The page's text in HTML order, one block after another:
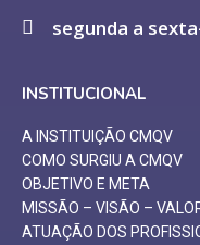
segunda a
INSTITUCIONAL
A INSTITUIÇÃO CMQV
COMO SURGIU A CMQV
OBJETIVO E META
MISSÃO – VISÃO –
ATUAÇÃO DOS